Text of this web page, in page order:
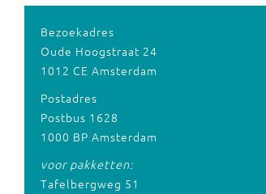
Bezoekadres
Oude Hoogstraat 24
1012 CE Amsterdam
Postadres
Postbus 1628
1000 BP Amsterdam
voor pakketten:
Tafelbergweg 51